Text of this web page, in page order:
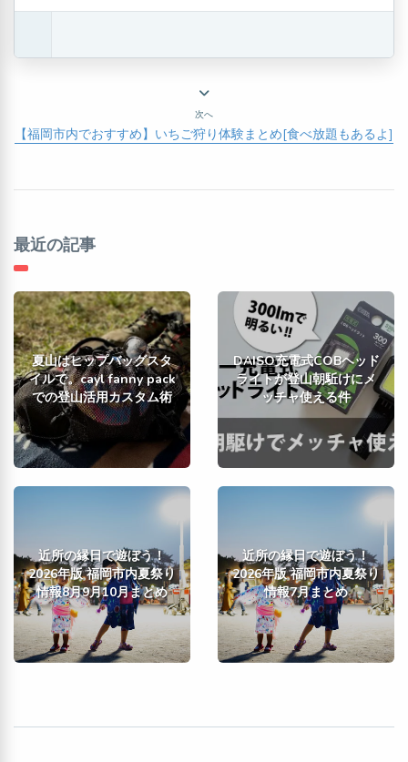
次へ
【福岡市内でおすすめ】いちご狩り体験まとめ[食べ放題もあるよ]
最近の記事
夏山はヒップバッグスタ
イルで。cayl fanny pack
での登山活用カスタム術
DAISO充電式COBヘッド
ライトが登山朝駈けにメ
ッチャ使える件
近所の縁日で遊ぼう！
2026年版 福岡市内夏祭り
情報8月9月10月まとめ
近所の縁日で遊ぼう！
2026年版 福岡市内夏祭り
情報7月まとめ